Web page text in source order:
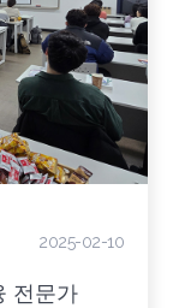
2025-02-10
전문가